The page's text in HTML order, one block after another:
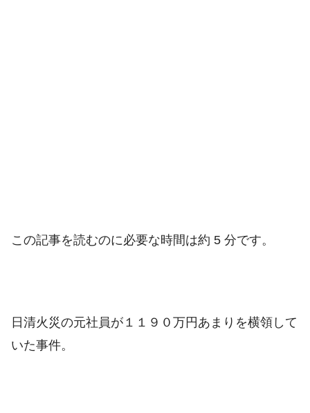
この記事を読むのに必要な時間は約 5 分です。
日清火災の元社員が１１９０万円あまりを横領して
いた事件。